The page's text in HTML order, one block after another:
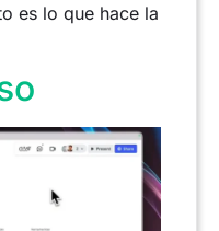
es lo que hace la